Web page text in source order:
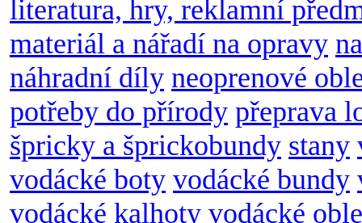
literatura, hry, reklamní
materiál a nářadí na opravy
náhradní díly neoprenové
potřeby do přírody přeprava
špricky a šprickobundy stany
vodácké boty vodácké bundy
vodácké kalhoty vodácké